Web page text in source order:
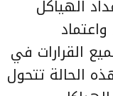
الهياكل
القرارات في
الحالة تتحول